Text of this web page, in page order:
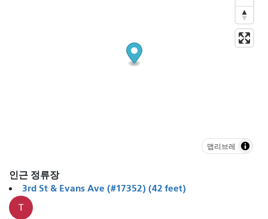
맵리브레
인근 정류장
3rd St & Evans Ave (#17352) (42 feet)
T